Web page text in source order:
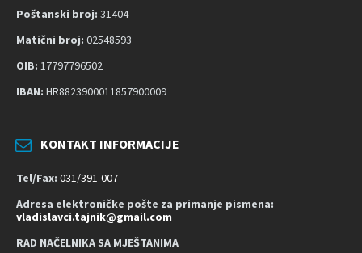
Poštanski broj: 31404
Matični broj: 02548593
OIB: 17797796502
IBAN: HR8823900011857900009
KONTAKT INFORMACIJE
Tel/Fax: 031/391-007
Adresa elektroničke pošte za primanje pismena:
vladislavci.tajnik@gmail.com
RAD NAČELNIKA SA MJEŠTANIMA